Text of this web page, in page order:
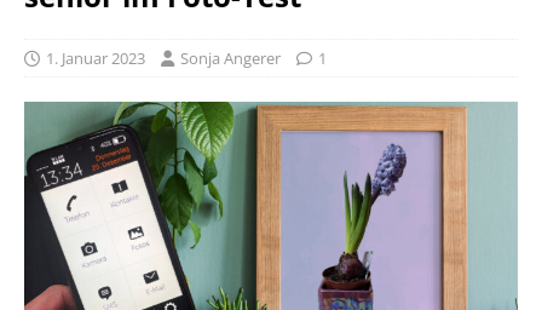
1. Januar 2023 Sonja Angerer 1